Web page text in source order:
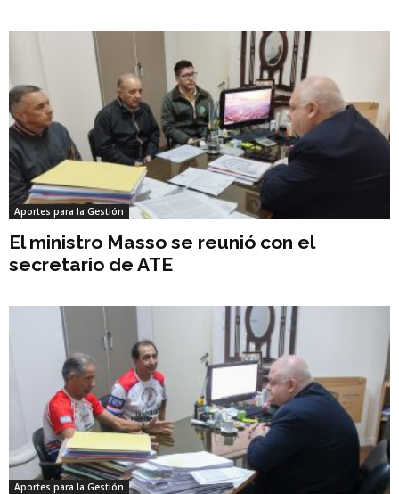
Aportes para la Gestión
El ministro Masso se reunió con el
secretario de ATE
Aportes para la Gestión